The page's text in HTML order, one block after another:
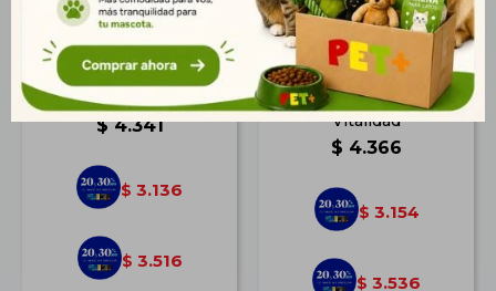
Frost Sensitive Skin 10,1
$ 4.341
$ 3.136
$ 3.516
Frost Perro Light 15kg |
Control de Peso y
Vitalidad
$ 4.366
$ 3.154
$ 3.536